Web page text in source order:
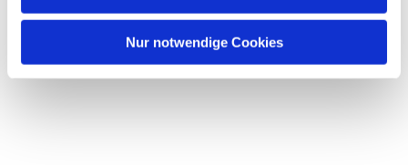
Nur notwendige Cookies